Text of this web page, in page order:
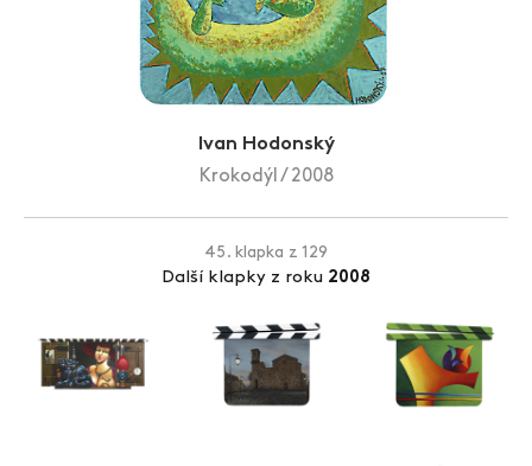
Zlín Film Festival
Ivan Hodonský
Krokodýl / 2008
45. klapka z 129
Další klapky z roku 2008